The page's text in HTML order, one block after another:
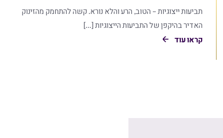
תביעות ייצוגיות – הטוב, הרע והלא נורא. קשה להתחמק מהזינוק
האדיר בהיקפן של התביעות הייצוגיות […]
קראו עוד